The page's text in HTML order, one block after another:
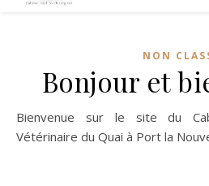
NON
Bonjour et
Bienvenue sur le site du Cabinet médico-chirurgical
Vétérinaire du Quai à Port la